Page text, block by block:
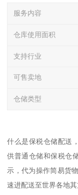
服务内容
仓库使用面积
支持行业
可售卖地
仓储类型
什么是保税仓储配送
供普通仓储和保税仓
示，代为操作简易货
速进配送至世界各地其